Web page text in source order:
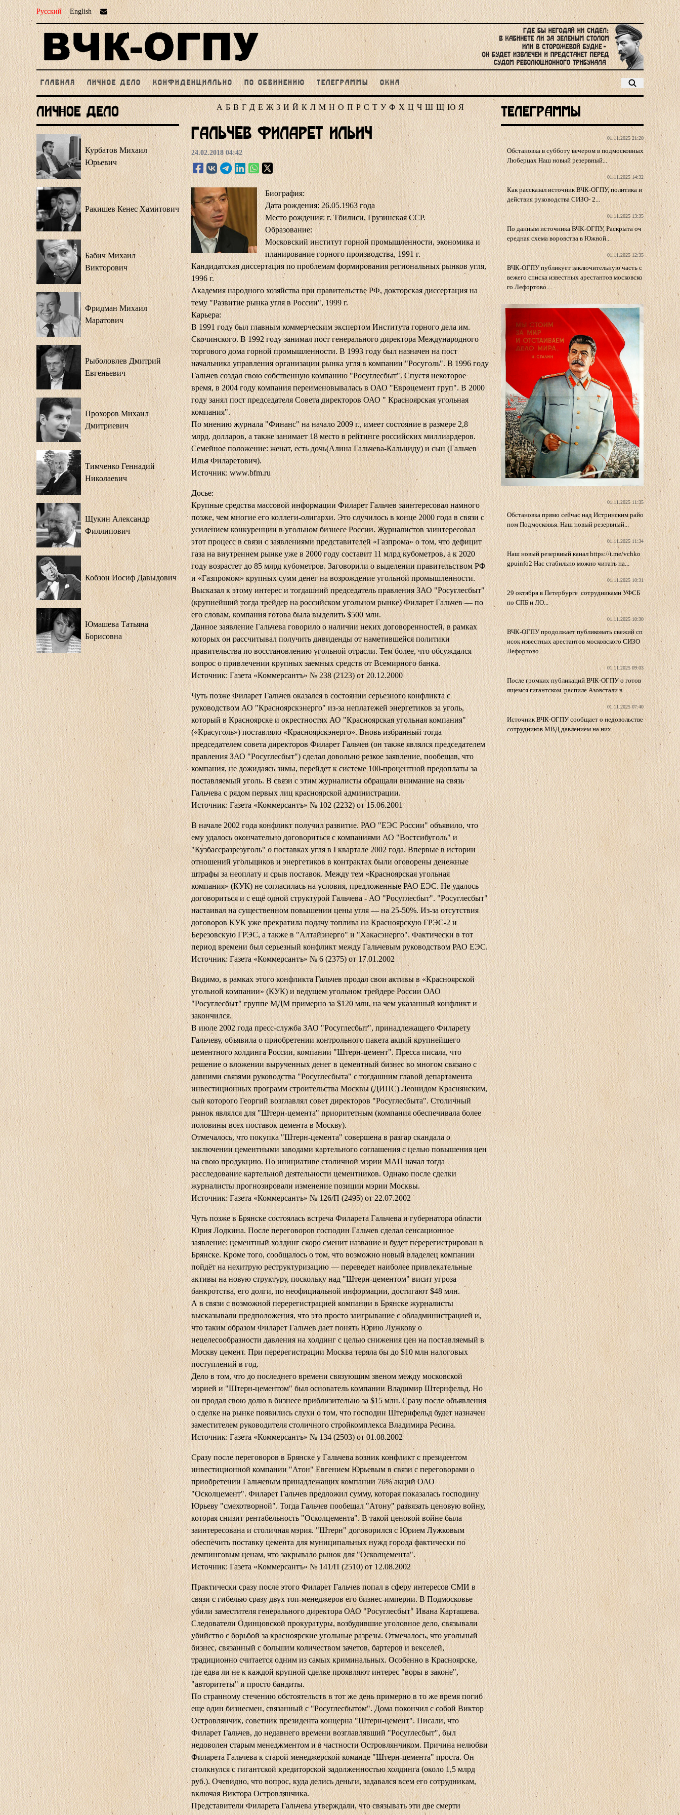
Русский English
ГЛАВНАЯ ЛИЧНОЕ ДЕЛО КОНФИДЕНЦИАЛЬНО ПО ОБВИНЕНИЮ ТЕЛЕГРАММЫ ОКНА
Личное Дело
Курбатов Михаил
Юрьевич
Ракишев Кенес Хамитович
Бабич Михаил
Викторович
Фридман Михаил
Маратович
Рыболовлев Дмитрий
Евгеньевич
Прохоров Михаил
Дмитриевич
Тимченко Геннадий
Николаевич
Щукин Александр
Филлипович
Кобзон Иосиф Давыдович
Юмашева Татьяна
Борисовна
А Б В Г Д Е Ж З И Й К Л М Н О П Р С Т У Ф Х Ц Ч Ш Щ Ю Я
Гальчев Филарет Ильич
24.02.2018 04:42
Биография:
Дата рождения: 26.05.1963 года
Место рождения: г. Тбилиси, Грузинская ССР.
Образование:
Московский институт горной промышленности, экономика и
планирование горного производства, 1991 г.
Кандидатская диссертация по проблемам формирования региональных рынков угля,
1996 г.
Академия народного хозяйства при правительстве РФ, докторская диссертация на
тему "Развитие рынка угля в России", 1999 г.
Карьера:
В 1991 году был главным коммерческим экспертом Института горного дела им.
Скочинского. В 1992 году занимал пост генерального директора Международного
торгового дома горной промышленности. В 1993 году был назначен на пост
начальника управления организации рынка угля в компании "Росуголь". В 1996 году
Гальчев создал свою собственную компанию "Росуглесбыт". Спустя некоторое
время, в 2004 году компания переименовывалась в ОАО "Евроцемент груп". В 2000
году занял пост председателя Совета директоров ОАО " Красноярская угольная
компания".
По мнению журнала "Финанс" на начало 2009 г., имеет состояние в размере 2,8
млрд. долларов, а также занимает 18 место в рейтинге российских миллиардеров.
Семейное положение: женат, есть дочь(Алина Гальчева-Кальциду) и сын (Гальчев
Илья Филаретович).
Источник: www.bfm.ru
Досье:
Крупные средства массовой информации Филарет Гальчев заинтересовал намного
позже, чем многие его коллеги-олигархи. Это случилось в конце 2000 года в связи с
усилением конкуренции в угольном бизнесе России. Журналистов заинтересовал
этот процесс в связи с заявлениями представителей «Газпрома» о том, что дефицит
газа на внутреннем рынке уже в 2000 году составит 11 млрд кубометров, а к 2020
году возрастет до 85 млрд кубометров. Заговорили о выделении правительством РФ
и «Газпромом» крупных сумм денег на возрождение угольной промышленности.
Высказал к этому интерес и тогдашний председатель правления ЗАО "Росуглесбыт"
(крупнейший тогда трейдер на российском угольном рынке) Филарет Гальчев — по
его словам, компания готова была выделить $500 млн.
Данное заявление Гальчева говорило о наличии неких договоренностей, в рамках
которых он рассчитывал получить дивиденды от наметившейся политики
правительства по восстановлению угольной отрасли. Тем более, что обсуждался
вопрос о привлечении крупных заемных средств от Всемирного банка.
Источник: Газета «Коммерсантъ» № 238 (2123) от 20.12.2000
Чуть позже Филарет Гальчев оказался в состоянии серьезного конфликта с
руководством АО "Красноярскэнерго" из-за неплатежей энергетиков за уголь,
который в Красноярске и окрестностях АО "Красноярская угольная компания"
(«Красуголь») поставляло «Красноярскэнерго». Вновь избранный тогда
председателем совета директоров Филарет Гальчев (он также являлся председателем
правления ЗАО "Росуглесбыт") сделал довольно резкое заявление, пообещав, что
компания, не дожидаясь зимы, перейдет к системе 100-процентной предоплаты за
поставляемый уголь. В связи с этим журналисты обращали внимание на связь
Гальчева с рядом первых лиц красноярской администрации.
Источник: Газета «Коммерсантъ» № 102 (2232) от 15.06.2001
В начале 2002 года конфликт получил развитие. РАО "ЕЭС России" объявило, что
ему удалось окончательно договориться с компаниями АО "Востсибуголь" и
"Кузбассразрезуголь" о поставках угля в I квартале 2002 года. Впервые в истории
отношений угольщиков и энергетиков в контрактах были оговорены денежные
штрафы за неоплату и срыв поставок. Между тем «Красноярская угольная
компания» (КУК) не согласилась на условия, предложенные РАО ЕЭС. Не удалось
договориться и с ещё одной структурой Гальчева - АО "Росуглесбыт". "Росуглесбыт"
настаивал на существенном повышении цены угля — на 25-50%. Из-за отсутствия
договоров КУК уже прекратила подачу топлива на Красноярскую ГРЭС-2 и
Березовскую ГРЭС, а также в "Алтайэнерго" и "Хакасэнерго". Фактически в тот
период времени был серьезный конфликт между Гальчевым руководством РАО ЕЭС.
Источник: Газета «Коммерсантъ» № 6 (2375) от 17.01.2002
Видимо, в рамках этого конфликта Гальчев продал свои активы в «Красноярской
угольной компании» (КУК) и ведущем угольном трейдере России ОАО
"Росуглесбыт" группе МДМ примерно за $120 млн, на чем указанный конфликт и
закончился.
В июле 2002 года пресс-служба ЗАО "Росуглесбыт", принадлежащего Филарету
Гальчеву, объявила о приобретении контрольного пакета акций крупнейшего
цементного холдинга России, компании "Штерн-цемент". Пресса писала, что
решение о вложении вырученных денег в цементный бизнес во многом связано с
давними связями руководства "Росуглесбыта" с тогдашним главой департамента
инвестиционных программ строительства Москвы (ДИПС) Леонидом Краснянским,
сын которого Георгий возглавлял совет директоров "Росуглесбыта". Столичный
рынок являлся для "Штерн-цемента" приоритетным (компания обеспечивала более
половины всех поставок цемента в Москву).
Отмечалось, что покупка "Штерн-цемента" совершена в разгар скандала о
заключении цементными заводами картельного соглашения с целью повышения цен
на свою продукцию. По инициативе столичной мэрии МАП начал тогда
расследование картельной деятельности цементников. Однако после сделки
журналисты прогнозировали изменение позиции мэрии Москвы.
Источник: Газета «Коммерсантъ» № 126/П (2495) от 22.07.2002
Чуть позже в Брянске состоялась встреча Филарета Гальчева и губернатора области
Юрия Лодкина. После переговоров господин Гальчев сделал сенсационное
заявление: цементный холдинг скоро сменит название и будет перерегистрирован в
Брянске. Кроме того, сообщалось о том, что возможно новый владелец компании
пойдёт на нехитрую реструктуризацию — переведет наиболее привлекательные
активы на новую структуру, поскольку над "Штерн-цементом" висит угроза
банкротства, его долги, по неофициальной информации, достигают $48 млн.
А в связи с возможной перерегистрацией компании в Брянске журналисты
высказывали предположения, что это просто заигрывание с обладминистрацией и,
что таким образом Филарет Гальчев дает понять Юрию Лужкову о
нецелесообразности давления на холдинг с целью снижения цен на поставляемый в
Москву цемент. При перерегистрации Москва теряла бы до $10 млн налоговых
поступлений в год.
Дело в том, что до последнего времени связующим звеном между московской
мэрией и "Штерн-цементом" был основатель компании Владимир Штернфельд. Но
он продал свою долю в бизнесе приблизительно за $15 млн. Сразу после объявления
о сделке на рынке появились слухи о том, что господин Штернфельд будет назначен
заместителем руководителя столичного стройкомплекса Владимира Ресина.
Источник: Газета «Коммерсантъ» № 134 (2503) от 01.08.2002
Сразу после переговоров в Брянске у Гальчева возник конфликт с президентом
инвестиционной компании "Атон" Евгением Юрьевым в связи с переговорами о
приобретении Гальчевым принадлежащих компании 76% акций ОАО
"Осколцемент". Филарет Гальчев предложил сумму, которая показалась господину
Юрьеву "смехотворной". Тогда Гальчев пообещал "Атону" развязать ценовую войну,
которая снизит рентабельность "Осколцемента". В такой ценовой войне была
заинтересована и столичная мэрия. "Штерн" договорился с Юрием Лужковым
обеспечить поставку цемента для муниципальных нужд города фактически по
демпинговым ценам, что закрывало рынок для "Осколцемента".
Источник: Газета «Коммерсантъ» № 141/П (2510) от 12.08.2002
Практически сразу после этого Филарет Гальчев попал в сферу интересов СМИ в
связи с гибелью сразу двух топ-менеджеров его бизнес-империи. В Подмосковье
убили заместителя генерального директора ОАО "Росуглесбыт" Ивана Карташева.
Следователи Одинцовской прокуратуры, возбудившие уголовное дело, связывали
убийство с борьбой за красноярские угольные разрезы. Отмечалось, что угольный
бизнес, связанный с большим количеством зачетов, бартеров и векселей,
традиционно считается одним из самых криминальных. Особенно в Красноярске,
где едва ли не к каждой крупной сделке проявляют интерес "воры в законе",
"авторитеты" и просто бандиты.
По странному стечению обстоятельств в тот же день примерно в то же время погиб
еще один бизнесмен, связанный с "Росуглесбытом". Дома покончил с собой Виктор
Островлянчик, советник президента концерна "Штерн-цемент". Писали, что
Филарет Гальчев, до недавнего времени возглавлявший "Росуглесбыт", был
недоволен старым менеджментом и в частности Островлянчиком. Причина нелюбви
Филарета Гальчева к старой менеджерской команде "Штерн-цемента" проста. Он
столкнулся с гигантской кредиторской задолженностью холдинга (около 1,5 млрд
руб.). Очевидно, что вопрос, куда делись деньги, задавался всем его сотрудникам,
включая Виктора Островлянчика.
Представители Филарета Гальчева утверждали, что связывать эти две смерти
Телеграммы
01.11.2025 21:20
Обстановка в субботу вечером в подмосковных
Люберцах Наш новый резервный...
01.11.2025 14:32
Как рассказал источник ВЧК-ОГПУ, политика и
действия руководства СИЗО- 2...
01.11.2025 13:35
По данным источника ВЧК-ОГПУ, Раскрыта оч
ередная схема воровства в Южной...
01.11.2025 12:35
ВЧК-ОГПУ публикует заключительную часть с
вежего списка известных арестантов московско
го Лефортово....
01.11.2025 11:35
Обстановка прямо сейчас над Истринским райо
ном Подмосковья. Наш новый резервный...
01.11.2025 11:34
Наш новый резервный канал https://t.me/vchko
gpuinfo2 Нас стабильно можно читать на...
01.11.2025 10:31
29 октября в Петербурге сотрудниками УФСБ
по СПБ и ЛО...
01.11.2025 10:30
ВЧК-ОГПУ продолжает публиковать свежий сп
исок известных арестантов московского СИЗО
Лефортово...
01.11.2025 09:03
После громких публикаций ВЧК-ОГПУ о готов
ящемся гигантском распиле Азовстали в...
01.11.2025 07:40
Источник ВЧК-ОГПУ сообщает о недовольстве
сотрудников МВД давлением на них...